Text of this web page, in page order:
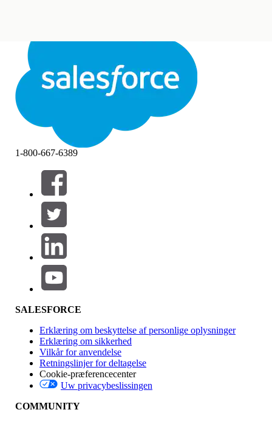
Luk
Filtre (0)
VÆLG FILTRE
Produktområde
Funktionspåvirkning
Version
1-800-667-6389
SALESFORCE
Erklæring om beskyttelse af personlige oplysninger
Erklæring om sikkerhed
Vilkår for anvendelse
Retningslinjer for deltagelse
Cookie-præferencecenter
Uw privacybeslissingen
COMMUNITY